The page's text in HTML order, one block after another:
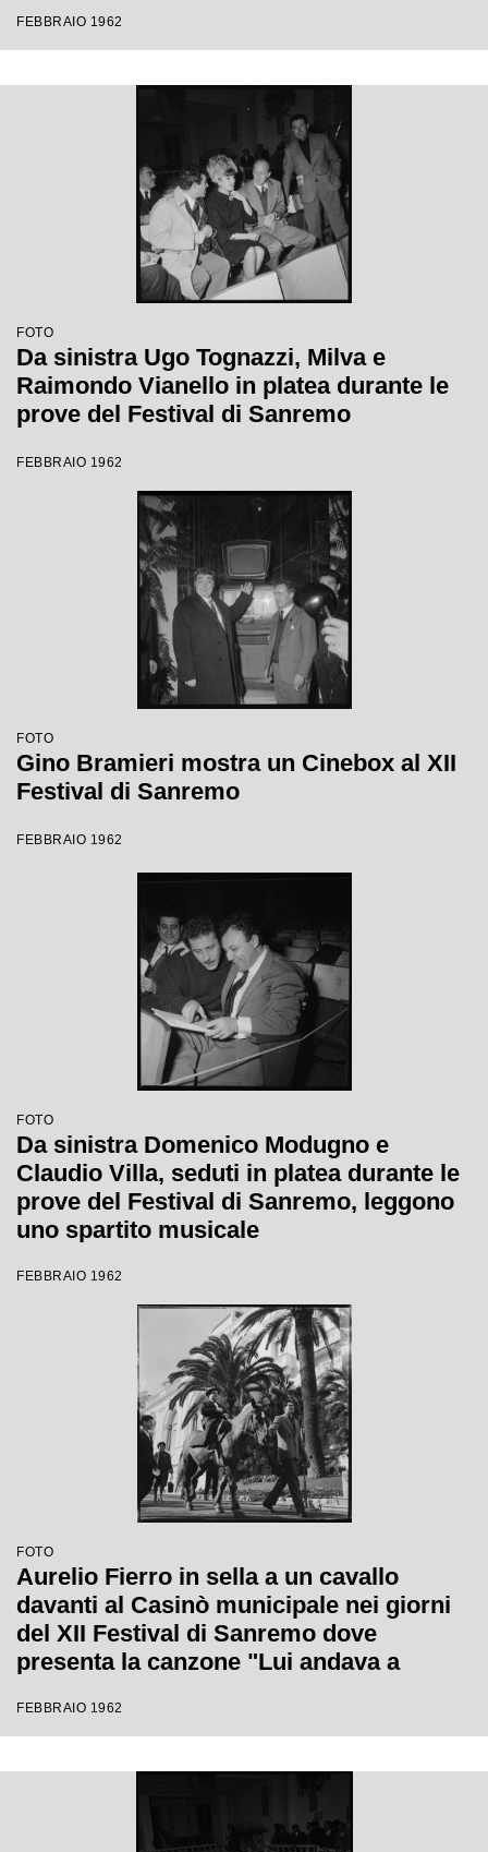
FEBBRAIO 1962
FOTO
Da sinistra Ugo Tognazzi, Milva e
Raimondo Vianello in platea durante le
prove del Festival di Sanremo
FEBBRAIO 1962
FOTO
Gino Bramieri mostra un Cinebox al XII
Festival di Sanremo
FEBBRAIO 1962
FOTO
Da sinistra Domenico Modugno e
Claudio Villa, seduti in platea durante le
prove del Festival di Sanremo, leggono
uno spartito musicale
FEBBRAIO 1962
FOTO
Aurelio Fierro in sella a un cavallo
davanti al Casinò municipale nei giorni
del XII Festival di Sanremo dove
presenta la canzone "Lui andava a
FEBBRAIO 1962